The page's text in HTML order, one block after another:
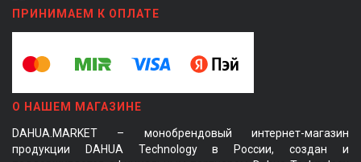
ПРИНИМАЕМ К ОПЛАТЕ
О НАШЕМ МАГАЗИНЕ
DAHUA.MARKET – монобрендовый интернет-магазин
продукции DAHUA Technology в России, создан и